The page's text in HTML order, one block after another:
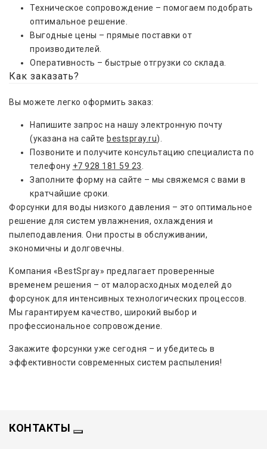
Техническое сопровождение – помогаем подобрать
оптимальное решение.
Выгодные цены – прямые поставки от
производителей.
Оперативность – быстрые отгрузки со склада.
Как заказать?
Вы можете легко оформить заказ:
Напишите запрос на нашу электронную почту
(указана на сайте bestspray.ru).
Позвоните и получите консультацию специалиста по
телефону +7 928 181 59 23
Заполните форму на сайте – мы свяжемся с вами в
кратчайшие сроки.
Форсунки для воды низкого давления – это оптимальное
решение для систем увлажнения, охлаждения и
пылеподавления. Они просты в обслуживании,
экономичны и долговечны.
Компания «BestSpray» предлагает проверенные
временем решения – от малорасходных моделей до
форсунок для интенсивных технологических процессов.
Мы гарантируем качество, широкий выбор и
профессиональное сопровождение.
Закажите форсунки уже сегодня – и убедитесь в
эффективности современных систем распыления!
КОНТАКТЫ